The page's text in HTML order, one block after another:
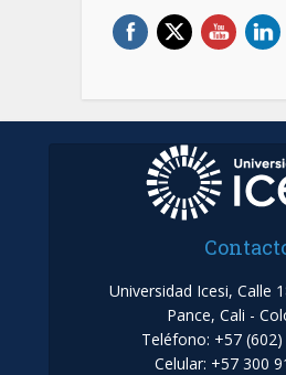
Universidad Icesi, Calle
Pance, Cali -
Teléfono: +57
Celular: +57 300